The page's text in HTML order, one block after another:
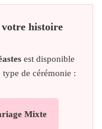
histoire
est disponible
de cérémonie :
Mixte